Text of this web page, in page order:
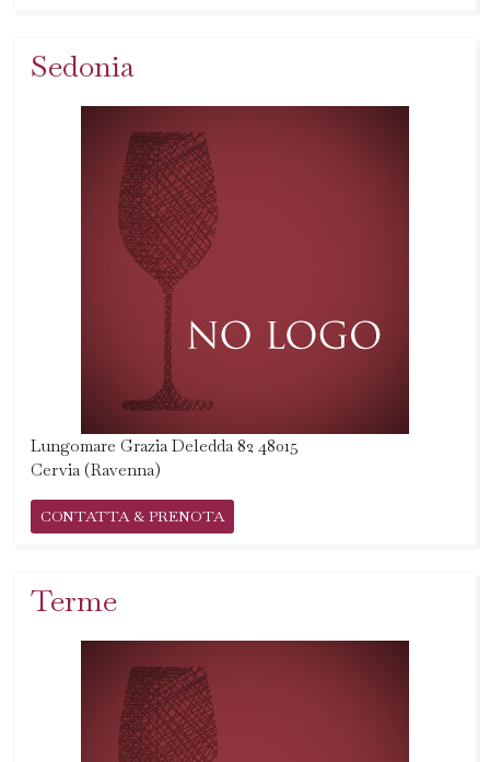
Sedonia
Lungomare Grazia Deledda 82 48015
Cervia (Ravenna)
CONTATTA & PRENOTA
Terme